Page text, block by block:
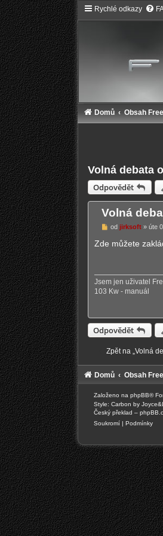
Rychlé odkazy
Domů Obsah
Volná debata
Odpovědět
Volná
P
í
e
k
od jirksoft »úte
Zde můžete
Jsem jen uživatel
103 Kw - manuál
Odpovědět
Zpět na „Volná
Domů Obsah
Založeno na phpBB®
Style: Carbon by
Český překlad –
Soukromí | Podmínky